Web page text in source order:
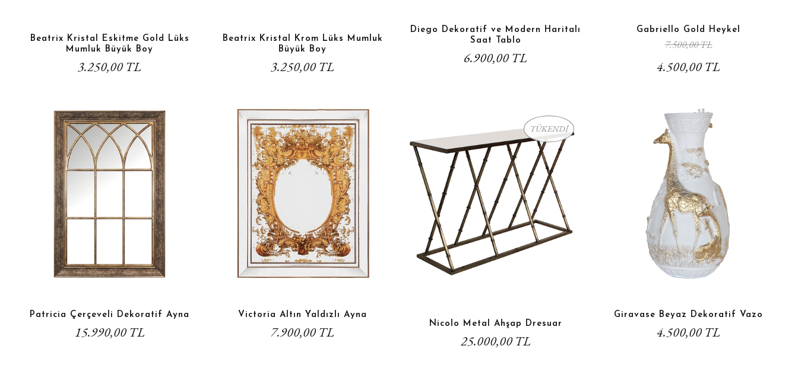
Beatrix Kristal Eskitme Gold Lüks
Mumluk Büyük Boy
3.250,00 TL
Beatrix Kristal Krom Lüks Mumluk
Büyük Boy
3.250,00 TL
Diego Dekoratif ve Modern Haritalı
Saat Tablo
6.900,00 TL
Gabriello Gold Heykel
7.500,00 TL
4.500,00 TL
Patricia Çerçeveli Dekoratif Ayna
15.990,00 TL
Victoria Altın Yaldızlı Ayna
7.900,00 TL
TÜKENDİ
Nicolo Metal Ahşap Dresuar
25.000,00 TL
Giravase Beyaz Dekoratif Vazo
4.500,00 TL